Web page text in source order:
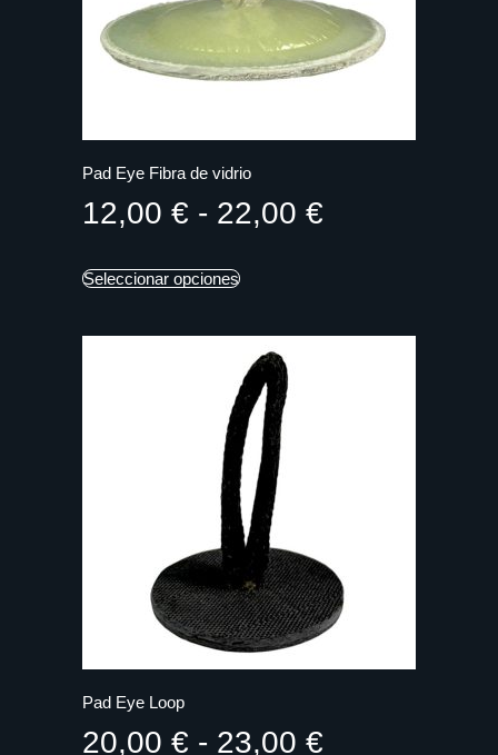
Pad Eye Fibra de vidrio
12,00 € - 22,00 €
Seleccionar opciones
Pad Eye Loop
20,00 € - 23,00 €